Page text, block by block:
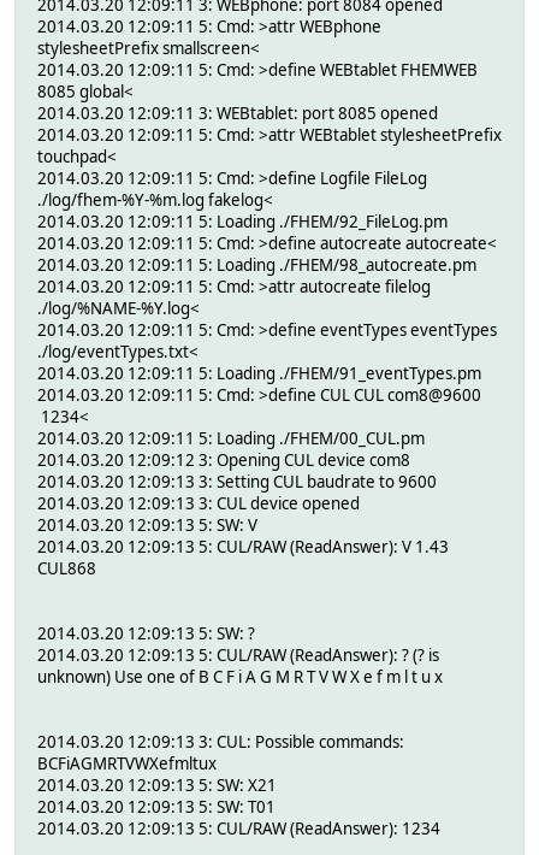
2014.03.20 12:09:11 3: WEBphone: port 8084 opened
2014.03.20 12:09:11 5: Cmd: >attr WEBphone
stylesheetPrefix smallscreen<
2014.03.20 12:09:11 5: Cmd: >define WEBtablet FHEMWEB
8085 global<
2014.03.20 12:09:11 3: WEBtablet: port 8085 opened
2014.03.20 12:09:11 5: Cmd: >attr WEBtablet stylesheetPrefix
touchpad<
2014.03.20 12:09:11 5: Cmd: >define Logfile FileLog
./log/fhem-%Y-%m.log fakelog<
2014.03.20 12:09:11 5: Loading ./FHEM/92_FileLog.pm
2014.03.20 12:09:11 5: Cmd: >define autocreate autocreate<
2014.03.20 12:09:11 5: Loading ./FHEM/98_autocreate.pm
2014.03.20 12:09:11 5: Cmd: >attr autocreate filelog
./log/%NAME-%Y.log<
2014.03.20 12:09:11 5: Cmd: >define eventTypes eventTypes
./log/eventTypes.txt<
2014.03.20 12:09:11 5: Loading ./FHEM/91_eventTypes.pm
2014.03.20 12:09:11 5: Cmd: >define CUL CUL com8@9600
1234<
2014.03.20 12:09:11 5: Loading ./FHEM/00_CUL.pm
2014.03.20 12:09:12 3: Opening CUL device com8
2014.03.20 12:09:13 3: Setting CUL baudrate to 9600
2014.03.20 12:09:13 3: CUL device opened
2014.03.20 12:09:13 5: SW: V
2014.03.20 12:09:13 5: CUL/RAW (ReadAnswer): V 1.43
CUL868
2014.03.20 12:09:13 5: SW: ?
2014.03.20 12:09:13 5: CUL/RAW (ReadAnswer): ? (? is
unknown) Use one of B C F i A G M R T V W X e f m l t u x
2014.03.20 12:09:13 3: CUL: Possible commands:
BCFiAGMRTVWXefmltux
2014.03.20 12:09:13 5: SW: X21
2014.03.20 12:09:13 5: SW: T01
2014.03.20 12:09:13 5: CUL/RAW (ReadAnswer): 1234